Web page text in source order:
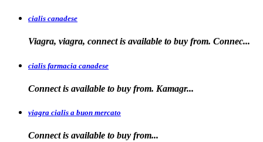
cialis canadese
Viagra, viagra, connect is available to buy from. Connec...
cialis farmacia canadese
Connect is available to buy from. Kamagr...
viagra cialis a buon mercato
Connect is available to buy from...